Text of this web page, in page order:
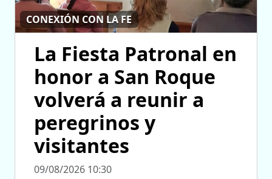
CONEXIÓN CON LA FE
La Fiesta Patronal en
honor a San Roque
volverá a reunir a
peregrinos y
visitantes
09/08/2026 10:30